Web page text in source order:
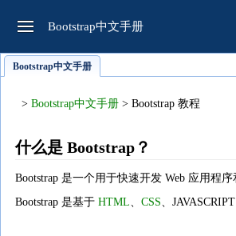
Bootstrap中文手册
Bootstrap中文手册
> Bootstrap中文手册 > Bootstrap 教程
什么是 Bootstrap？
Bootstrap 是一个用于快速开发 Web 应用程序
Bootstrap 是基于 HTML、 CSS、JAVASCRIPT